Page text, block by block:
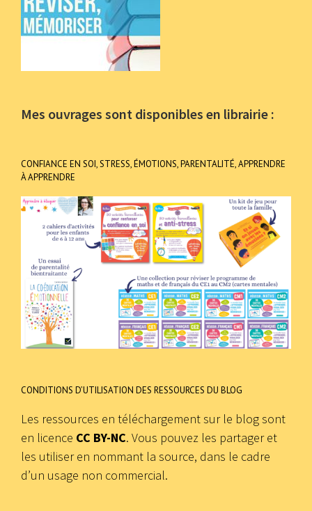
Mes ouvrages sont disponibles en librairie :
CONFIANCE EN SOI, STRESS, ÉMOTIONS, PARENTALITÉ, APPRENDRE
À APPRENDRE
CONDITIONS D’UTILISATION DES RESSOURCES DU BLOG
Les ressources en téléchargement sur le blog sont
en licence CC BY-NC. Vous pouvez les partager et
les utiliser en nommant la source, dans le cadre
d’un usage non commercial.